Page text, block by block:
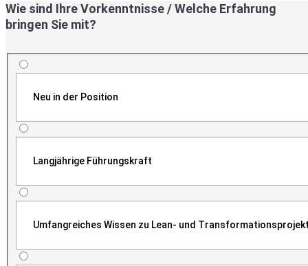
Wie sind Ihre Vorkenntnisse / Welche Erfahrung
bringen Sie mit?
Neu in der Position
Langjährige Führungskraft
Umfangreiches Wissen zu Lean- und